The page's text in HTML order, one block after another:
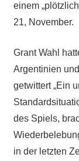
einem
21, November.
Grant Wahl
Argentinien
getwittert „Ein
des Spiels,
in der letzten